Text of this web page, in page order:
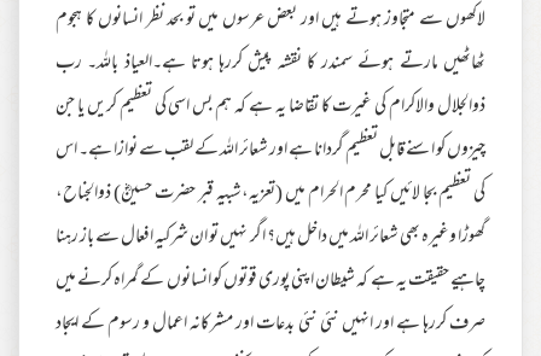
لاکھوں سے متجاوز ہوتے ہیں اور بعض عرسوں میں تو بحد نظر انسانوں کا ہجوم
ٹھاٹھیں مارتے ہوئے سمندر کا نقشہ پیش کررہا ہوتا ہے۔العیاذ باللہ۔ رب
ذوالجلال والاکرام کی غیرت کا تقاضا یہ ہے کہ ہم بس اسی کی تعظیم کریں یا جن
چیزوں کو اسنے قابل تعظیم گردانا ہے اور شعائر اللہ کے لقب سے نوازا ہے۔ اس
کی تعظیم بجا لائیں کیا محرم الحرام میں (تعزیہ،شبیہ قبر حضرت حسینؓ) ذوالجناح،
گھوڑا وغیرہ بھی شعائر اللہ میں داخل ہیں؟ اگر نہیں تو ان شرکیہ افعال سے باز رہنا
چاہیے حقیقت یہ ہے کہ شیطان اپنی پوری قوتوں کو انسانوں کے گمراہ کرنے میں
صرف کررہا ہے اور انہیں نئی نئی بدعات اور مشرکانہ اعمال و رسوم کے ایجاد